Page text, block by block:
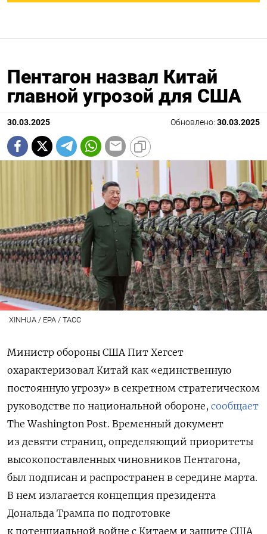
Пентагон назвал Китай
главной угрозой для США
30.03.2025 Обновлено: 30.03.2025
XINHUA / EPA / ТАСС
Министр обороны США Пит Хегсет
охарактеризовал Китай как «единственную
постоянную угрозу» в секретном стратегическом
руководстве по национальной обороне, сообщает
The Washington Post. Временный документ
из девяти страниц, определяющий приоритеты
высокопоставленных чиновников Пентагона,
был подписан и распространен в середине марта.
В нем излагается концепция президента
Дональда Трампа по подготовке
к потенциальной войне с Китаем и защите США